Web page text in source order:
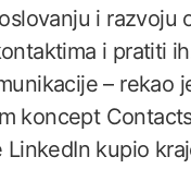
i razvoju
i pratiti
– rekao
koncept
kupio